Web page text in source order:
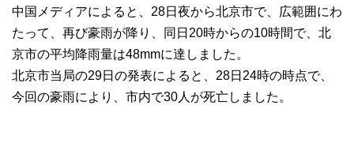
中国メディアによると、28日夜から北京市で、広範囲にわ
たって、再び豪雨が降り、同日20時からの10時間で、北
京市の平均降雨量は48mmに達しました。
北京市当局の29日の発表によると、28日24時の時点で、
今回の豪雨により、市内で30人が死亡しました。